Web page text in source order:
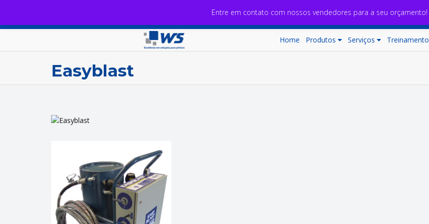
Home Produtos Serviços Treinamento
Easyblast
Entre em contato com nossos vendedores para a seu orçamento!